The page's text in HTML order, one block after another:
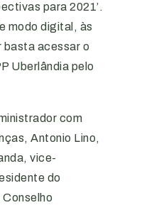
para 2021’.
modo digital, às
basta acessar o
Uberlândia pelo
com
Antonio Lino,
vice-
do